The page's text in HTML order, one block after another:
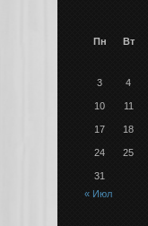
Пн Вт
3 4
10 11
17 18
24 25
31
« Июл